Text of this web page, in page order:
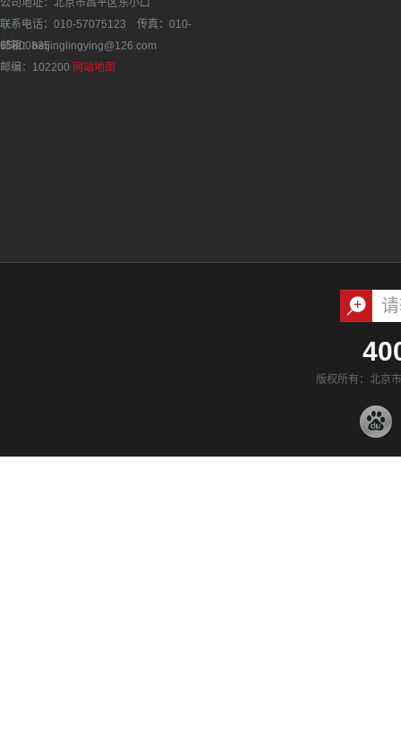
公司地址：北京市昌平区东小口
联系电话：010-57075123 传真：010-
65800835
邮箱：beijinglingying@126.com
邮编：102200 网站地图
版权所有：北京